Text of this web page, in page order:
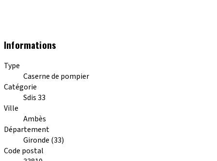
Informations
Type
Caserne de pompier
Catégorie
Sdis 33
Ville
Ambès
Département
Gironde (33)
Code postal